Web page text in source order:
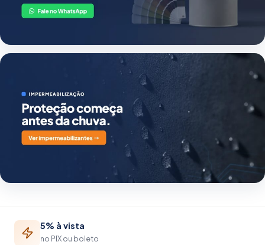
5% à vista
no PIX ou boleto